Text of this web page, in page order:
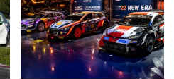
VER NOTA